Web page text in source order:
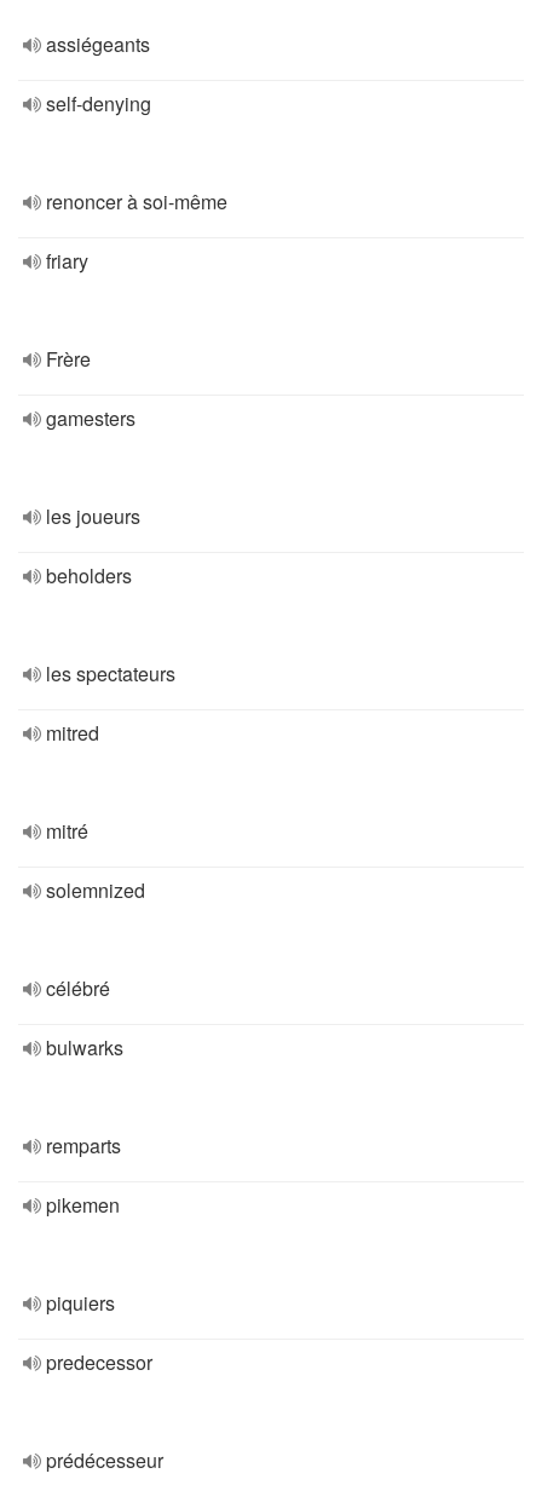
assiégeants
self-denying
renoncer à soi-même
friary
Frère
gamesters
les joueurs
beholders
les spectateurs
mitred
mitré
solemnized
célébré
bulwarks
remparts
pikemen
piquiers
predecessor
prédécesseur